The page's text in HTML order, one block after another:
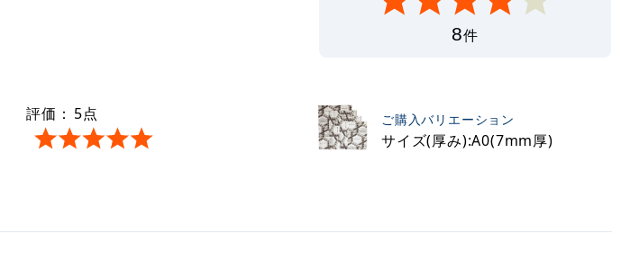
8件
評価： 5点 ご購入バリエーション
サイズ(厚み):A0(7mm厚)